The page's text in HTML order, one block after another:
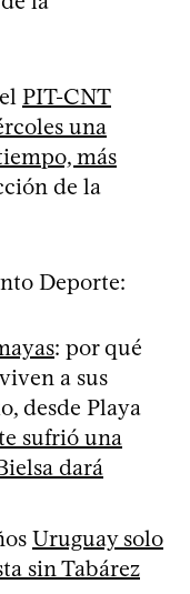
PIT-CNT
una
más
de la
Deporte:
: por qué
a sus
desde Playa
sufrió una
dará
Uruguay solo
sin Tabárez